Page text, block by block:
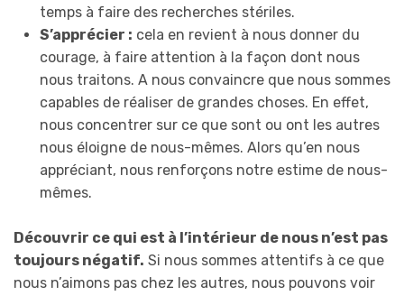
temps à faire des recherches stériles.
S’apprécier : cela en revient à nous donner du
courage, à faire attention à la façon dont nous
nous traitons. A nous convaincre que nous sommes
capables de réaliser de grandes choses. En effet,
nous concentrer sur ce que sont ou ont les autres
nous éloigne de nous-mêmes. Alors qu’en nous
appréciant, nous renforçons notre estime de nous-
mêmes.
Découvrir ce qui est à l’intérieur de nous n’est pas
toujours négatif. Si nous sommes attentifs à ce que
nous n’aimons pas chez les autres, nous pouvons voir